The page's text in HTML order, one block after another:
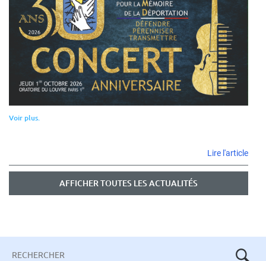
Voir plus.
Lire l'article
AFFICHER TOUTES LES ACTUALITÉS
clés